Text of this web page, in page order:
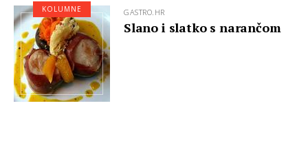
GASTRO.HR
Slano i slatko s narančom
KOLUMNE